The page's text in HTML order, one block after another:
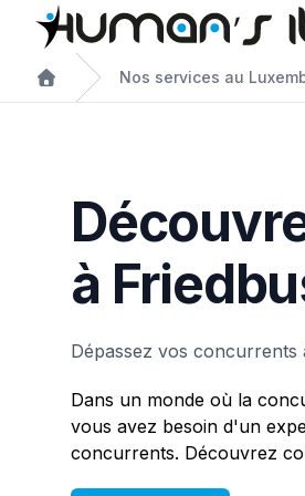
Nos services au
à
Dépassez vos concurrents
Dans un monde où la
vous avez besoin d'un
concurrents. Découvrez